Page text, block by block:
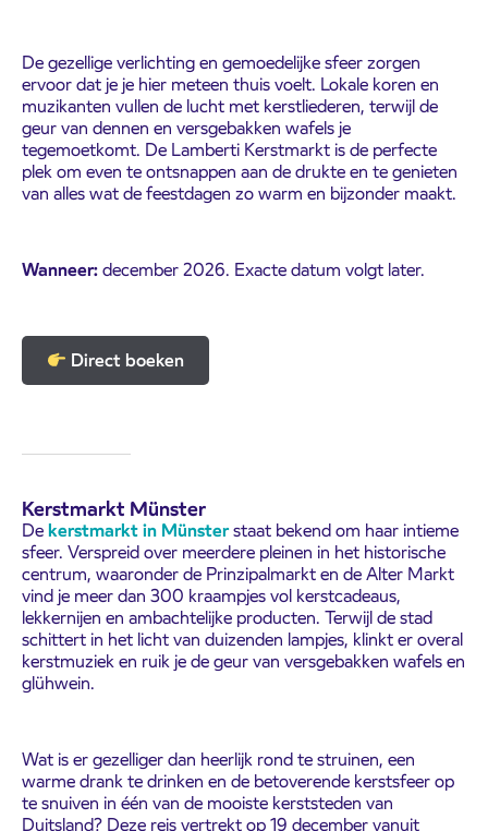
De gezellige verlichting en gemoedelijke sfeer zorgen
ervoor dat je je hier meteen thuis voelt. Lokale koren en
muzikanten vullen de lucht met kerstliederen, terwijl de
geur van dennen en versgebakken wafels je
tegemoetkomt. De Lamberti Kerstmarkt is de perfecte
plek om even te ontsnappen aan de drukte en te genieten
van alles wat de feestdagen zo warm en bijzonder maakt.
Wanneer:december 2026. Exacte datum volgt later.
Direct boeken
Kerstmarkt Münster
Dekerstmarkt in Münsterstaat bekend om haar intieme
sfeer. Verspreid over meerdere pleinen in het historische
centrum, waaronder de Prinzipalmarkt en deAlter Markt
vind je meer dan 300 kraampjes vol kerstcadeaus,
lekkernijen en ambachtelijke producten. Terwijl de stad
schittert in het licht van duizenden lampjes, klinkt er overal
kerst­muziek en ruik je de geur van versgebakken wafels en
glühwein.
Wat is er gezelliger dan heerlijk rond te struinen, een
warme drank te drinken en de betoverende kerstsfeer op
te snuiven in één van de mooiste kerststeden van
Duitsland? Deze reis vertrekt op 19 december vanuit